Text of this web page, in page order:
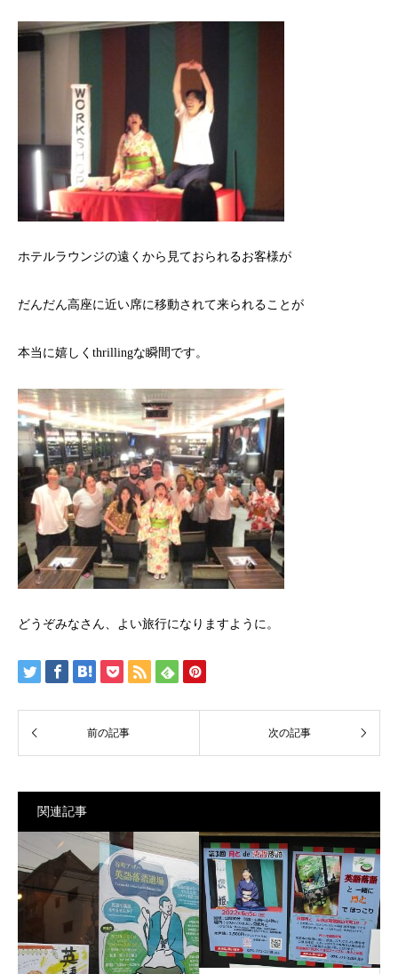
ホテルラウンジの遠くから見ておられるお客様が
だんだん高座に近い席に移動されて来られることが
本当に嬉しくthrillingな瞬間です。
どうぞみなさん、よい旅行になりますように。
関連記事